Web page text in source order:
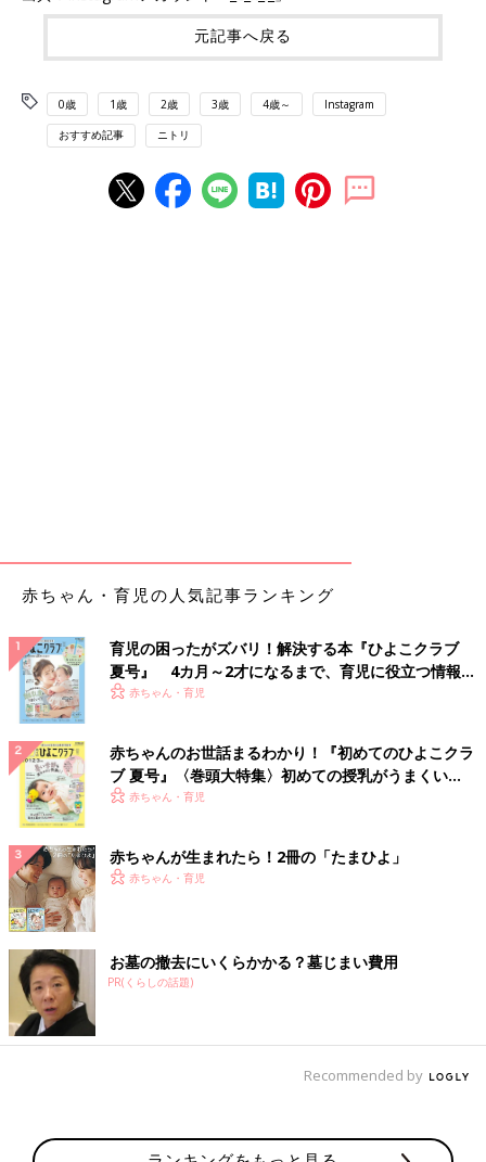
元記事へ戻る
0歳 1歳 2歳 3歳 4歳～ Instagram
おすすめ記事 ニトリ
赤ちゃん・育児の人気記事ランキング
育児の困ったがズバリ！解決する本『ひよこクラブ
夏号』 4カ月～2才になるまで、育児に役立つ情報が
いっぱい！
赤ちゃん・育児
赤ちゃんのお世話まるわかり！『初めてのひよこクラ
ブ 夏号』〈巻頭大特集〉初めての授乳がうまくい
く！ おっぱい・ミルクの基本と夏のトラブル 解決テ
赤ちゃん・育児
赤ちゃんが生まれたら！2冊の「たまひよ」
赤ちゃん・育児
お墓の撤去にいくらかかる？墓じまい費用
PR(くらしの話題)
Recommended by